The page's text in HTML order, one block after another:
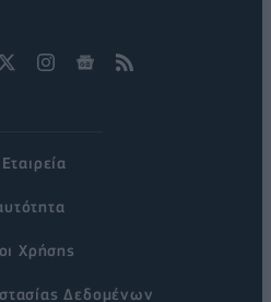
Χρήσης
Δεδομένων